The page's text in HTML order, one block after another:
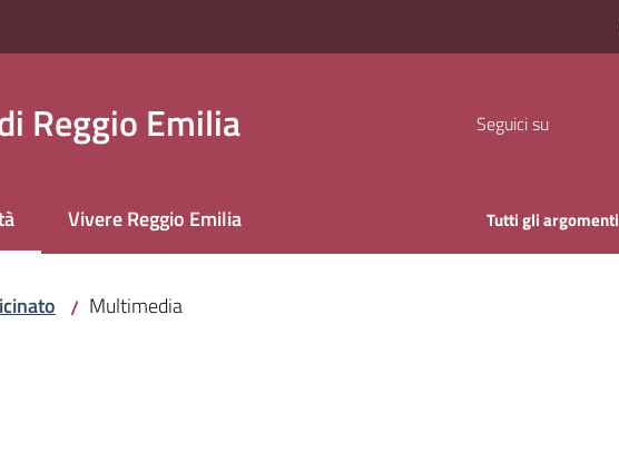
Reggio Emilia Seguici su
selezionatoVivere Reggio Emilia Tutti gli argomenti
/ Multimedia